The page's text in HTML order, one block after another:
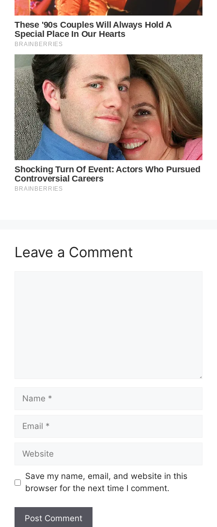
Leave a Comment
Name
Email
Website
Save my name, email, and website in this
browser for the next time I comment.